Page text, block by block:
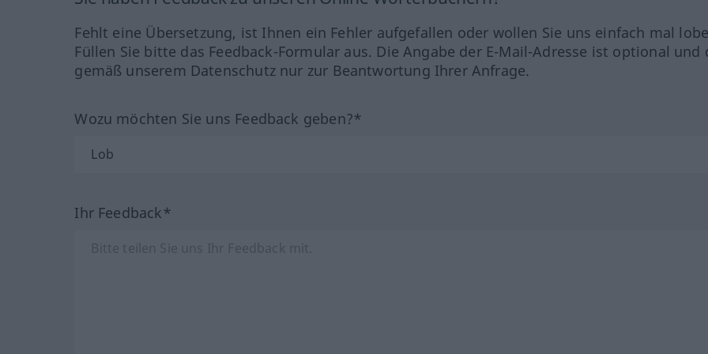
Fehlt eine Übersetzung, ist Ihnen ein Fehler aufgefallen oder wollen Sie uns einfach mal
Füllen Sie bitte das Feedback-Formular aus. Die Angabe der E-Mail-Adresse ist optional und
gemäß unserem Datenschutz nur zur Beantwortung Ihrer Anfrage.
Wozu möchten Sie uns Feedback geben?*
Ihr Feedback*